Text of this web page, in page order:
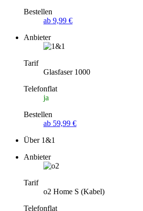
Bestellen
ab 9,99 €
Anbieter
Tarif
Glasfaser 1000
Telefonflat
ja
Bestellen
ab 59,99 €
Über 1&1
Anbieter
Tarif
o2 Home S (Kabel)
Telefonflat